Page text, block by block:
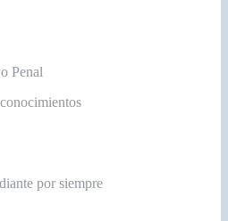
Penal
por siempre